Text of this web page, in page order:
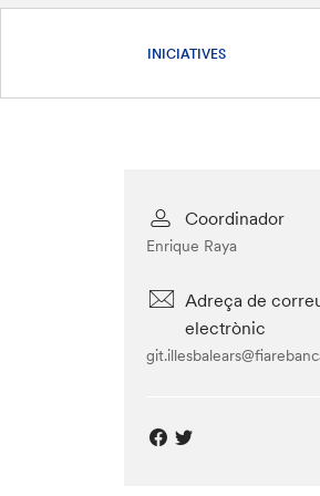
INICIATIVES
Coordinador
Enrique Raya
Adreça de
electrònic